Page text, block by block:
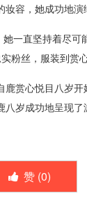
容，她成功地演
一直坚持着尽
粉丝，服装到赏
赏心悦目八岁
岁成功地呈现
赞 (0)